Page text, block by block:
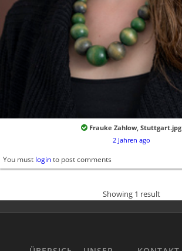
Frauke Zahlow, Stuttgart.jpg
2 Jahren ago
You must loginto post comments
Showing 1 result